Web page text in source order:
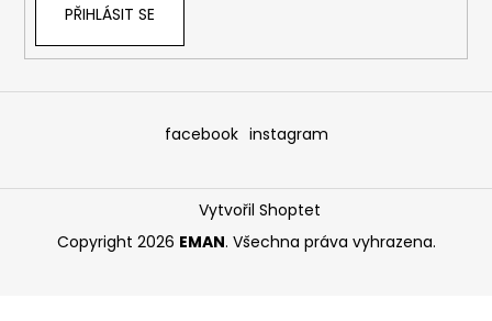
PŘIHLÁSIT SE
facebook instagram
Vytvořil Shoptet
Copyright 2026 EMAN. Všechna práva vyhrazena.